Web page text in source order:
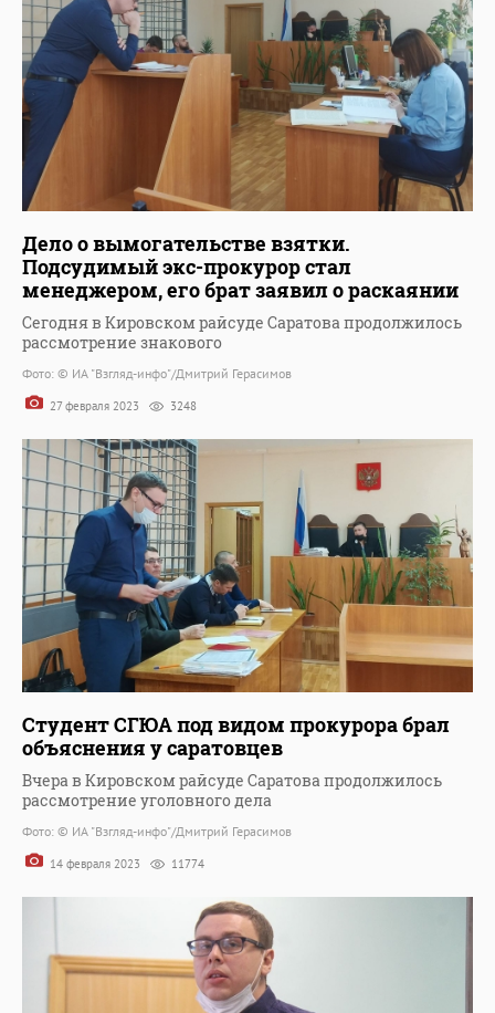
Дело о вымогательстве взятки.
Подсудимый экс-прокурор стал
менеджером, его брат заявил о раскаянии
Сегодня в Кировском райсуде Саратова продолжилось
рассмотрение знакового
Фото: © ИА "Взгляд-инфо"/Дмитрий Герасимов
27 февраля 2023 3248
Студент СГЮА под видом прокурора брал
объяснения у саратовцев
Вчера в Кировском райсуде Саратова продолжилось
рассмотрение уголовного дела
Фото: © ИА "Взгляд-инфо"/Дмитрий Герасимов
14 февраля 2023 11774